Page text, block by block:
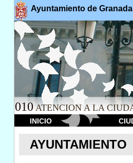
Ayuntamiento de Granada
010 ATENCION A LA
INICIO
AYUNTAMIENTO